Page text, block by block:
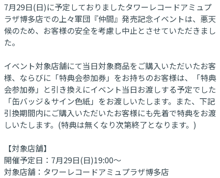
7月29日(日)に予定しておりましたタワーレコードアミュプ
ラザ博多店での上々軍団『仲間』発売記念イベントは、悪天
候のため、お客様の安全を考慮し中止とさせていただきまし
た。
イベント対象店舗にて当日対象商品をご購入いただいたお客
様、ならびに「特典会参加券」をお持ちのお客様は、「特典
会参加券」と引き換えにイベント当日お渡しする予定でした
「缶バッジ＆サイン色紙」をお渡しいたします。また、下記
引換期間内にご購入いただいたお客様にも先着で特典をお渡
しいたします。(特典は無くなり次第終了となります。)
【対象店舗】
開催予定日：7月29日(日)19:00～
対象店舗：タワーレコードアミュプラザ博多店